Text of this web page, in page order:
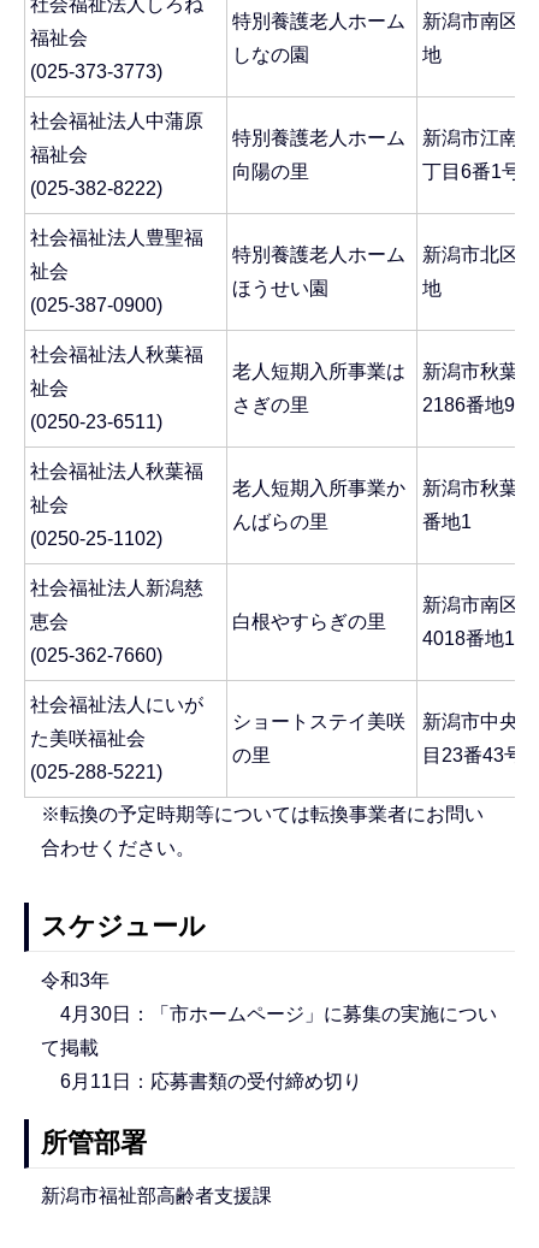
社会福祉法人しろね
福祉会
(025-373-3773)
特別養護老人ホーム
しなの園
新潟市南区
地
社会福祉法人中蒲原
福祉会
(025-382-8222)
特別養護老人ホーム
向陽の里
新潟市江南
丁目6番1号
社会福祉法人豊聖福
祉会
(025-387-0900)
特別養護老人ホーム
ほうせい園
新潟市北区
地
社会福祉法人秋葉福
祉会
(0250-23-6511)
老人短期入所事業は
さぎの里
新潟市秋葉
2186番地9
社会福祉法人秋葉福
祉会
(0250-25-1102)
老人短期入所事業か
んばらの里
新潟市秋葉
番地1
社会福祉法人新潟慈
恵会
(025-362-7660)
白根やすらぎの里
新潟市南区
4018番地1
社会福祉法人にいが
た美咲福祉会
(025-288-5221)
ショートステイ美咲
の里
新潟市中央
目23番43号
※転換の予定時期等については転換事業者にお問い
合わせください。
スケジュール
令和3年
4月30日：「市ホームページ」に募集の実施につい
て掲載
6月11日：応募書類の受付締め切り
所管部署
新潟市福祉部高齢者支援課